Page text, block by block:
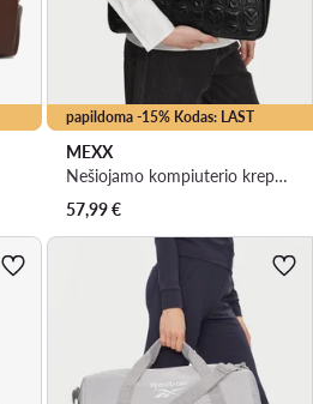
papildoma -15% Kodas: LAST
MEXX
Nešiojamo kompiuterio krepšys · Juoda
57,99€